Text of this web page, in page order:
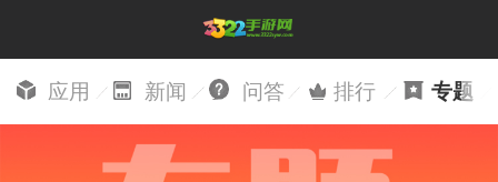
应用 新闻 问答 排行 专题